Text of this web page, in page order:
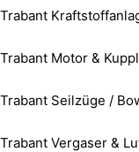
Trabant
Trabant Motor &
Trabant Seilzüge /
Trabant Vergaser &